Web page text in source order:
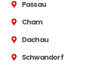
Passau
Cham
Dachau
Schwandorf